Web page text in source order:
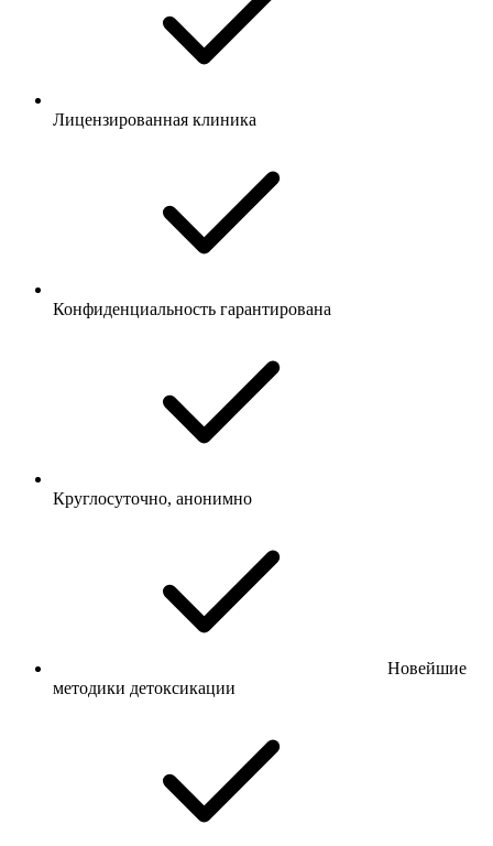
Лицензированная клиника
Конфиденциальность гарантирована
Круглосуточно, анонимно
Новейшие
методики детоксикации